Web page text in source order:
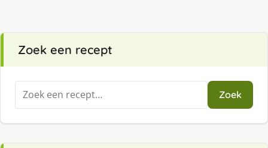
Zoek een recept
Zoeken
naar:
Zoek